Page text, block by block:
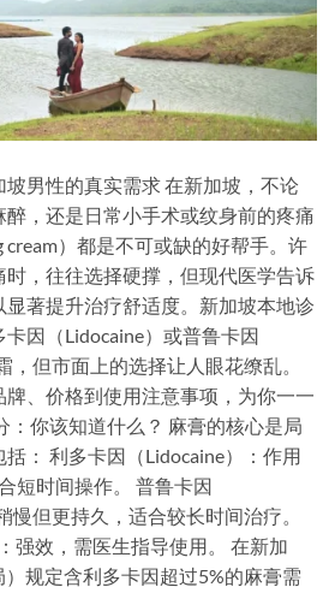
男性的真实需求 在新加坡，不论
，还是日常小手术或纹身前的疼痛
）都是不可或缺的好帮手。许
，往往选择硬撑，但现代医学告诉
著提升治疗舒适度。新加坡本地诊
因（Lidocaine）或普鲁卡因
，但市面上的选择让人眼花缭乱。
、价格到使用注意事项，为你一一
：你该知道什么？ 麻膏的核心是局
： 利多卡因（Lidocaine）：作用
短时间操作。 普鲁卡因
慢但更持久，适合较长时间治疗。
强效，需医生指导使用。 在新加
规定含利多卡因超过5%的麻膏需